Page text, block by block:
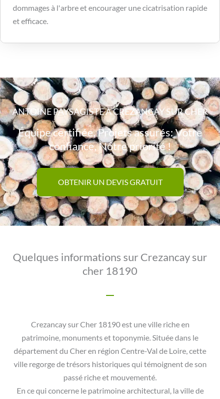
dommages à l'arbre et encourager une cicatrisation rapide
et efficace.
ANTOINE PAYSAGISTE À CREZANCAY SUR CHER
Équipe certifiée, Projets assurés: Votre
confiance, Notre priorité !
OBTENIR UN DEVIS GRATUIT
Quelques informations sur Crezancay sur
cher 18190
Crezancay sur Cher 18190 est une ville riche en
patrimoine, monuments et toponymie. Située dans le
département du Cher en région Centre-Val de Loire, cette
ville regorge de trésors historiques qui témoignent de son
passé riche et mouvementé.
En ce qui concerne le patrimoine architectural, la ville de